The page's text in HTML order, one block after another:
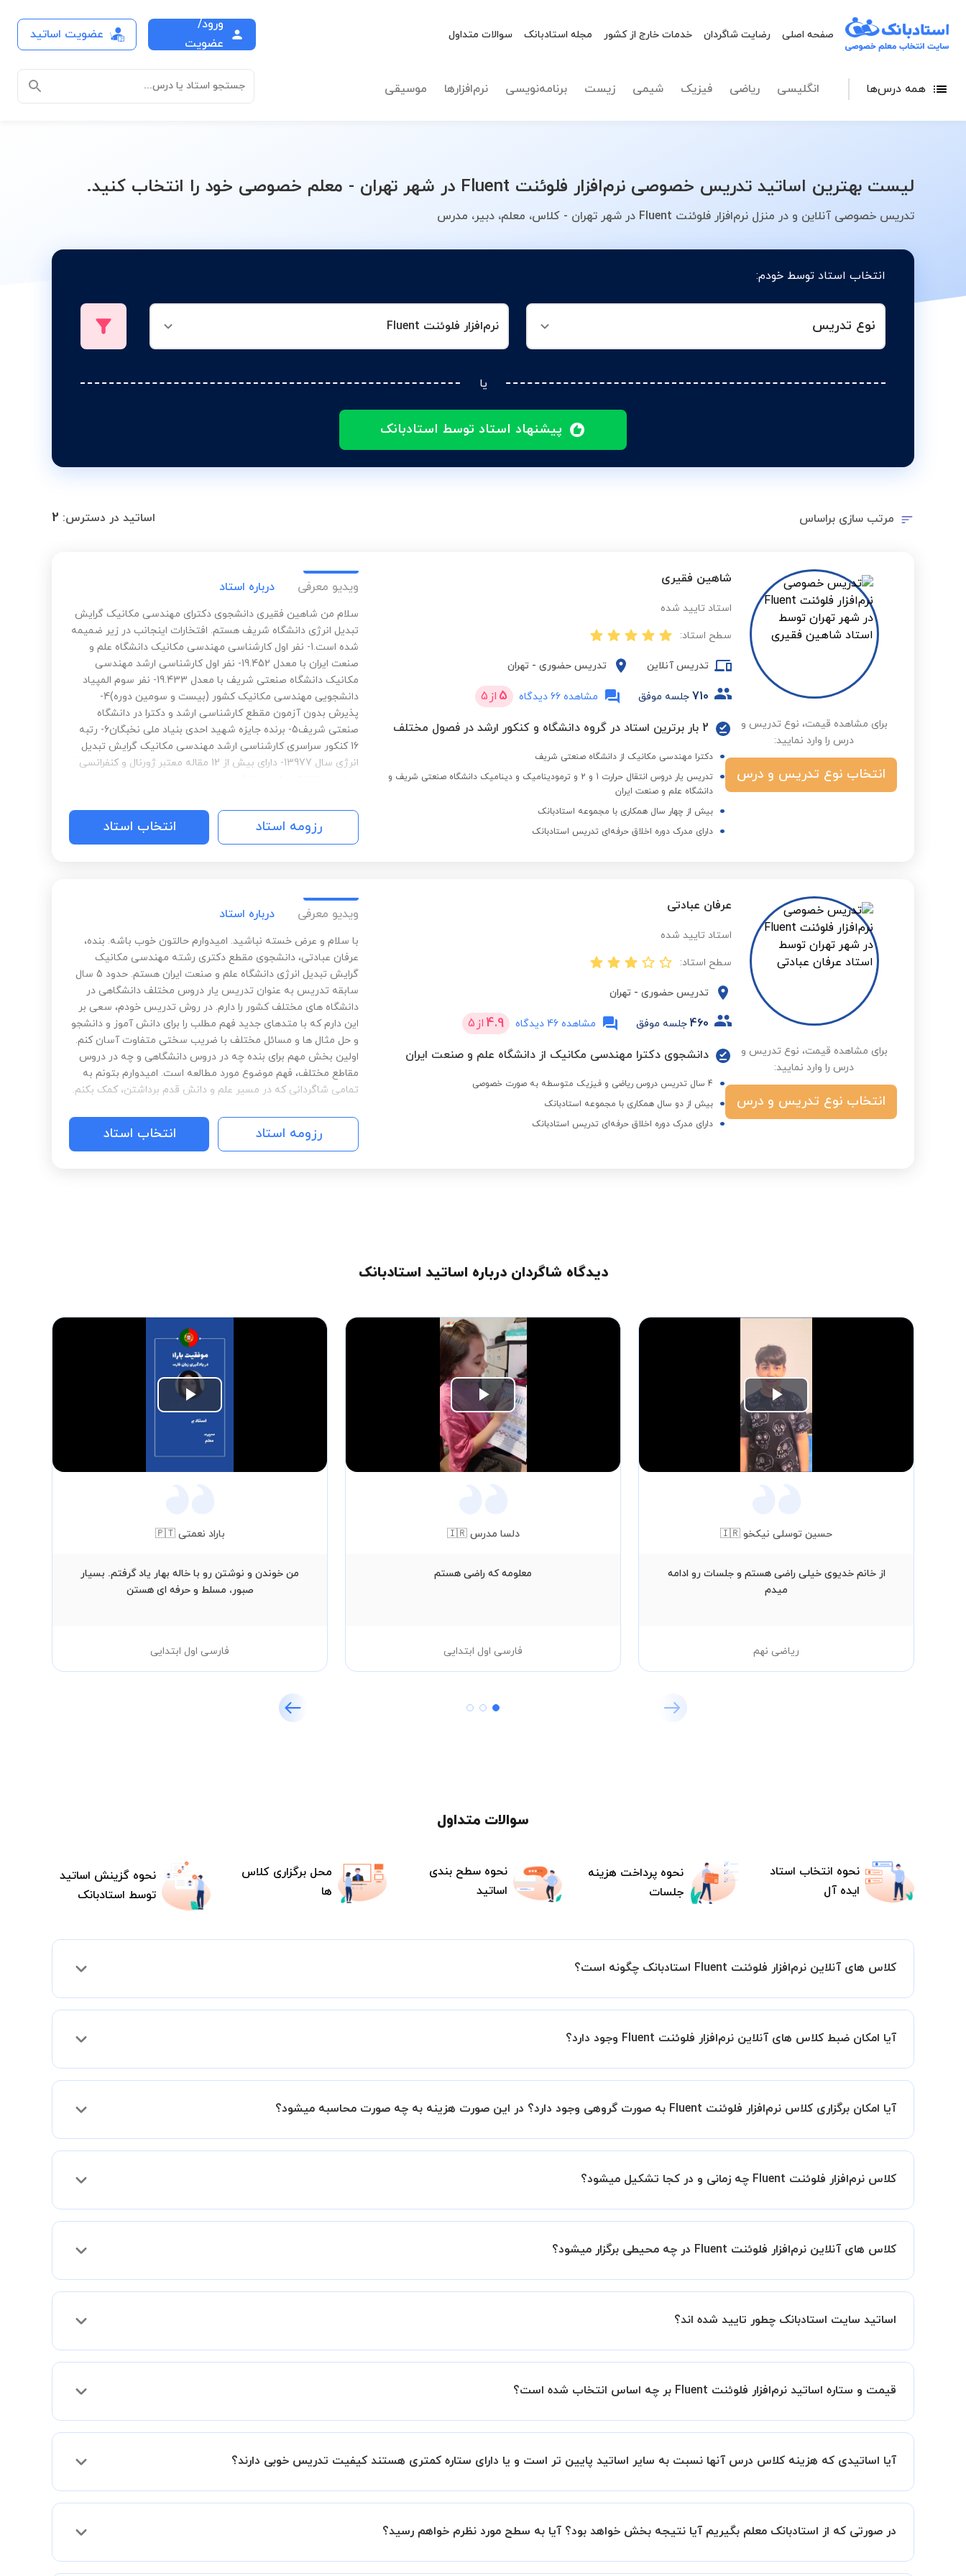
صفحه اصلی رضایت شاگردان خدمات خارج از کشور مجله استادبانک سوالات متداول
ورود/
عضویت
عضویت اساتید
همه درس‌ها انگلیسی ریاضی فیزیک شیمی زیست برنامه‌نویسی نرم‌افزارها موسیقی جستجو استاد یا درس...
لیست بهترین اساتید تدریس خصوصی نرم‌افزار فلوئنت Fluent در شهر تهران - معلم خصوصی خود را انتخاب کنید.
تدریس خصوصی آنلاین و در منزل نرم‌افزار فلوئنت Fluent در شهر تهران - کلاس، معلم، دبیر، مدرس
انتخاب استاد توسط خودم:
نوع تدریس نرم‌افزار فلوئنت Fluent
یا
پیشنهاد استاد توسط استادبانک
نوع تدریس
مرتب سازی براساس اساتید در دسترس: 2
برای مشاهده قیمت، نوع تدریس و
درس را وارد نمایید:
انتخاب نوع تدریس و درس
شاهین فقیری
استاد تایید شده
سطح استاد:
تدریس آنلاین تدریس حضوری - تهران
710 جلسه موفق مشاهده 66 دیدگاه 5 از 5
2 بار برترین استاد در گروه دانشگاه و کنکور ارشد در فصول مختلف
دکترا مهندسی مکانیک از دانشگاه صنعتی شریف
تدریس یار دروس انتقال حرارت 1 و 2 و ترمودینامیک و دینامیک دانشگاه صنعتی شریف و
دانشگاه علم و صنعت ایران
بیش از چهار سال همکاری با مجموعه استادبانک
دارای مدرک دوره اخلاق حرفه‌ای تدریس استادبانک
ویدیو معرفی درباره استاد
سلام من شاهین فقیری دانشجوی دکترای مهندسی مکانیک گرایش
تبدیل انرژی دانشگاه شریف هستم. افتخارات اینجانب در زیر ضمیمه
شده است.1- نفر اول کارشناسی مهندسی مکانیک دانشگاه علم و
صنعت ایران با معدل 19.452- نفر اول کارشناسی ارشد مهندسی
مکانیک دانشگاه صنعتی شریف با معدل 19.433- نفر سوم المپیاد
دانشجویی مهندسی مکانیک کشور (بیست و سومین دوره)4-
پذیرش بدون آزمون مقطع کارشناسی ارشد و دکترا در دانشگاه
صنعتی شریف5- برنده جایزه شهید احدی بنیاد ملی نخبگان6- رتبه
16 کنکور سراسری کارشناسی ارشد مهندسی مکانیک گرایش تبدیل
انرژی سال 13977- دارای بیش از 12 مقاله معتبر ژورنال و کنفرانسی
رزومه استاد انتخاب استاد
برای مشاهده قیمت، نوع تدریس و
درس را وارد نمایید:
انتخاب نوع تدریس و درس
عرفان عبادتی
استاد تایید شده
سطح استاد:
تدریس حضوری - تهران
460 جلسه موفق مشاهده 46 دیدگاه 4.9 از 5
دانشجوی دکترا مهندسی مکانیک از دانشگاه علم و صنعت ایران
4 سال تدریس دروس ریاضی و فیزیک متوسطه به صورت خصوصی
بیش از دو سال همکاری با مجموعه استادبانک
دارای مدرک دوره اخلاق حرفه‌ای تدریس استادبانک
ویدیو معرفی درباره استاد
با سلام و عرض خسته نباشید. امیدوارم حالتون خوب باشه. بنده،
عرفان عبادتی، دانشجوی مقطع دکتری رشته مهندسی مکانیک
گرایش تبدیل انرژی دانشگاه علم و صنعت ایران هستم. حدود 5 سال
سابقه تدریس به عنوان تدریس یار دروس مختلف دانشگاهی در
دانشگاه های مختلف کشور را دارم. در روش تدریس خودم، سعی بر
این دارم که با متدهای جدید فهم مطلب را برای دانش آموز و دانشجو
و حل مثال ها و مسائل مختلف با ضریب سختی متفاوت آسان کنم.
اولین بخش مهم برای بنده چه در دروس دانشگاهی و چه در دروس
مقاطع مختلف، فهم موضوع مورد مطالعه است. امیدوارم بتونم به
تمامی شاگردانی که در مسیر علم و دانش قدم برداشتن، کمک بکنم.
رزومه استاد انتخاب استاد
دیدگاه شاگردان درباره اساتید استادبانک
Play
Video
حسین توسلی نیکخو 🇮🇷
از خانم خدیوی خیلی راضی هستم و جلسات رو ادامه
میدم
ریاضی نهم
Play
Video
دلسا مدرس 🇮🇷
معلومه که راضی هستم
فارسی اول ابتدایی
Play
باراد نعمتی 🇵🇹
من خوندن و نوشتن رو با خاله بهار یاد گرفتم. بسیار
صبور، مسلط و حرفه ای هستن
فارسی اول ابتدایی
سوالات متداول
نحوه انتخاب استاد
ایده آل
نحوه پرداخت هزینه
جلسات
نحوه سطح بندی
اساتید
محل برگزاری کلاس
ها
نحوه گزینش اساتید
توسط استادبانک
کلاس های آنلاین نرم‌افزار فلوئنت Fluent استادبانک چگونه است؟
اگر تاکنون تجربه برگزاری کلاس آنلاین نداشته اید این اطمینان خاطر را به شما میدهیم که استاد شما پیش از جلسه تمامی موارد لازم برای برگزاری یک کلاس آنلاین با
آیا امکان ضبط کلاس های آنلاین نرم‌افزار فلوئنت Fluent وجود دارد؟
بله، فقط این موضوع را بایستی قبل از برگزاری کلاس با استاد هماهنگ کنید.
آیا امکان برگزاری کلاس نرم‌افزار فلوئنت Fluent به صورت گروهی وجود دارد؟ در این صورت هزینه به چه صورت محاسبه میشود؟
به صورت پیش فرض کلاس های نرم‌افزار فلوئنت Fluent خصوصی هستند اما در صورتیکه مایل هستید کلاس ها را در کنار دوستان و یا آشنایان خود به صورت گروهی برگزار
کلاس نرم‌افزار فلوئنت Fluent چه زمانی و در کجا تشکیل میشود؟
زمان برگزاری کلاس های نرم‌افزار فلوئنت Fluent به صورت توافقی بین شما و استاد تعیین خواهد شد.
مانند کتابخانه با استاد خود هماهنگی لازم را انجام دهید.
کلاس های آنلاین نرم‌افزار فلوئنت Fluent در چه محیطی برگزار میشود؟
کلاس ها در دو محیط اسکای روم و یا ادوبی کانکت برگزار میشود.
اساتید سایت استادبانک چطور تایید شده اند؟
در ابتدا تیم داوری استادبانک نمونه تدریس تمامی اساتید را بررسی میکند. در صورت رضایت از شیوه تدریس، استاد مجوز فعالیت در استادبانک را دریافت میکند.
قیمت و ستاره اساتید نرم‌افزار فلوئنت Fluent بر چه اساس انتخاب شده است؟
قیمت هر جلسه تدریس اساتید نرم‌افزار فلوئنت Fluent بر اساس ستاره آنها در سامانه استادبانک می باشد.
بنابراین تمامی اساتید استادبانک (1 ستاره تا VIP) از نظر کیفیت تدریس مورد ارزیابی قرار گرفته و تایید شده اند.
آیا اساتیدی که هزینه کلاس درس آنها نسبت به سایر اساتید پایین تر است و یا دارای ستاره کمتری هستند کیفیت تدریس خوبی دارند؟
بله قطعا تدریس این اساتید هم با کیفیت است حتی این موضوع در بخش نظرات ثبت شده شاگردان آنها نیز مشهود است، فقط اختلاف هزینه آنها با اساتید دیگر به دلیل
در صورتی که از استادبانک معلم بگیریم آیا نتیجه بخش خواهد بود؟ آیا به سطح مورد نظرم خواهم رسید؟
ما قطعا مدرسین خیلی خوبی را برای شما معرفی می کنیم تا در کنار تلاش شما این اتفاق بیفتد و کلاس نتیجه بخش باشد و به سطح مطلوب خود برسید.